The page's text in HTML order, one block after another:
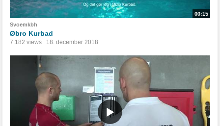
00:15
Svoemkbh
Øbro Kurbad
7.182 views 18. december 2018